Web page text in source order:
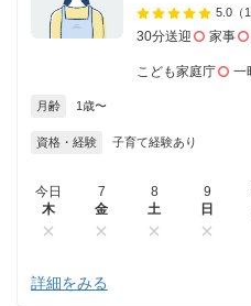
5.0 （
30分送迎 家事
こども家庭庁 一
月齢 1歳〜
資格・経験 子育て経験あり
今日
木
7
金
8
土
9
日
詳細をみる